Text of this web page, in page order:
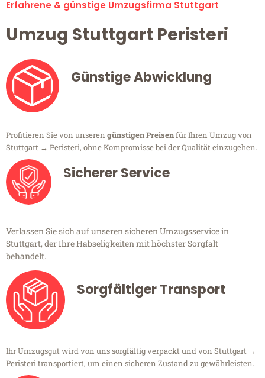
Erfahrene & günstige Umzugsfirma Stuttgart
Umzug Stuttgart Peristeri
Günstige Abwicklung
Profitieren Sie von unseren günstigen Preisenfür Ihren Umzug von
Stuttgart → Peristeri, ohne Kompromisse bei der Qualität einzugehen.
Sicherer Service
Verlassen Sie sich auf unseren sicheren Umzugsservice in
Stuttgart, der Ihre Habseligkeiten mit höchster Sorgfalt
behandelt.
Sorgfältiger Transport
Ihr Umzugsgut wird von uns sorgfältig verpackt und von Stuttgart →
Peristeri transportiert, um einen sicheren Zustand zu gewährleisten.